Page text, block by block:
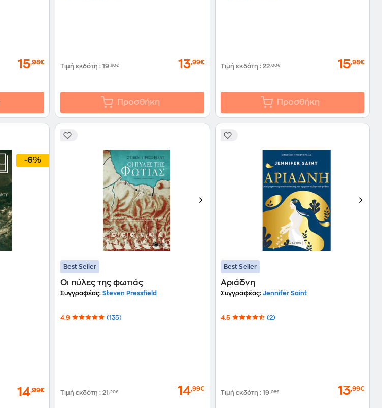
15,98€
Τιμή εκδότη:19,90€ 13,99€
Προσθήκη
Τιμή εκδότη : 22,00€ 15,98€
Προσθήκη
-6%
14,99€
Best Seller
Οι πύλες της φωτιάς
Συγγραφέας: Steven Pressfield
4.9 (135)
Τιμή εκδότη:21,20€ 14,99€
Best Seller
Αριάδνη
Συγγραφέας:Jennifer Saint
4.5 (2)
Τιμή εκδότη : 19,08€ 13,99€